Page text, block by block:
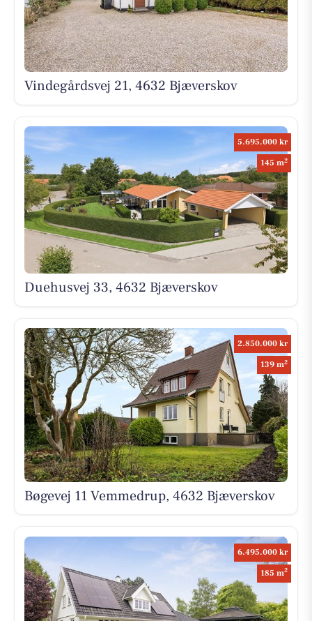
Vindegårdsvej 21, 4632 Bjæverskov
5.695.000 kr
145 m2
Duehusvej 33, 4632 Bjæverskov
2.850.000 kr
139 m2
Bøgevej 11 Vemmedrup, 4632 Bjæverskov
6.495.000 kr
185 m2